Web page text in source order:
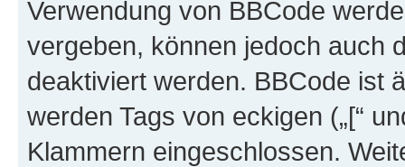
Verwendung von BBCode
vergeben, können jedoch auch
deaktiviert werden. BBCode ist
werden Tags von eckigen („[“
Klammern eingeschlossen.